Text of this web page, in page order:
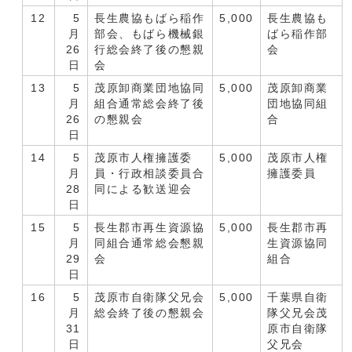
12
5
月
26
日
長生農協もばら稲作
部会、もばら機械銀
行総会終了後の懇親
会
5,000
長生農協も
ばら稲作部
会
13
5
月
26
日
茂原卸商業団地協同
組合通常総会終了後
の懇親会
5,000
茂原卸商業
団地協同組
合
14
5
月
28
日
茂原市人権擁護委
員・行政相談委員合
同による歓送迎会
5,000
茂原市人権
擁護委員
15
5
月
29
日
長生郡市再生資源協
同組合通常総会懇親
会
5,000
長生郡市再
生資源協同
組合
16
5
月
31
日
茂原市自衛隊父兄会
総会終了後の懇親会
5,000
千葉県自衛
隊父兄会茂
原市自衛隊
父兄会